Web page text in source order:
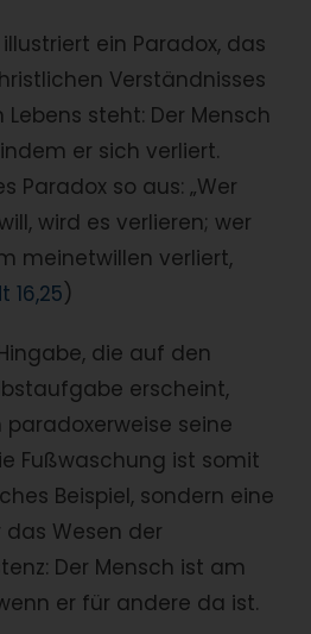
ein Paradox, das
Verständnisses
steht: Der Mensch
er sich verliert.
Paradox so aus: „Wer
wird es verlieren; wer
meinetwillen verliert,
16,25)
die auf den
erscheint,
seine
Fußwaschung ist somit
Beispiel, sondern eine
Wesen der
Der Mensch ist am
er für andere da ist.